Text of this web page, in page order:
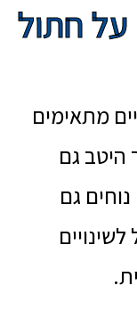
על חתול
מתאימים
היטב גם
גם